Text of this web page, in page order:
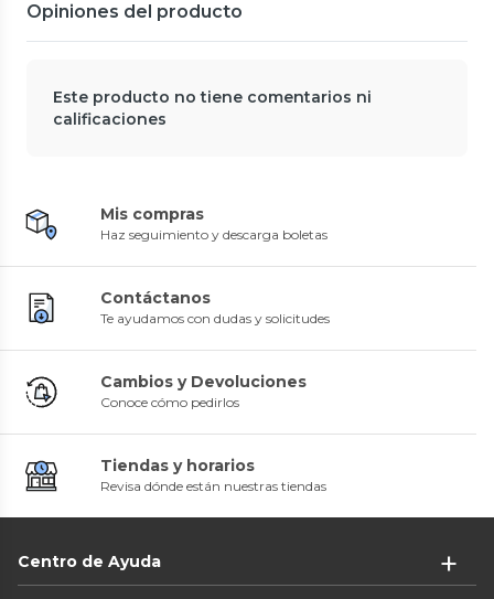
Opiniones del producto
Este producto no tiene comentarios ni
calificaciones
Mis compras
Haz seguimiento y descarga boletas
Contáctanos
Te ayudamos con dudas y solicitudes
Cambios y Devoluciones
Conoce cómo pedirlos
Tiendas y horarios
Revisa dónde están nuestras tiendas
Centro de Ayuda